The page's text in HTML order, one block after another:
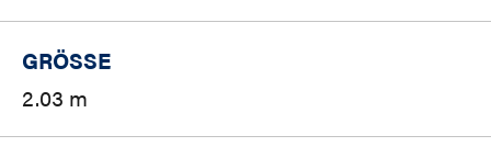
GRÖSSE
2.03 m